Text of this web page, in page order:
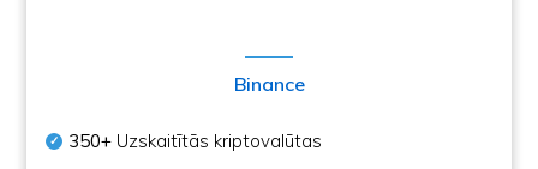
Binance
350+ Uzskaitītās kriptovalūtas